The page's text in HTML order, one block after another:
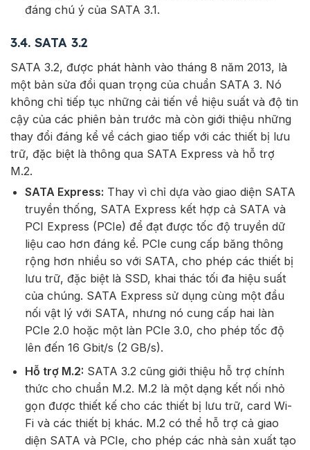
đáng chú ý của SATA 3.1.
3.4. SATA 3.2
SATA 3.2, được phát hành vào tháng 8 năm 2013, là
một bản sửa đổi quan trọng của chuẩn SATA 3. Nó
không chỉ tiếp tục những cải tiến về hiệu suất và độ tin
cậy của các phiên bản trước mà còn giới thiệu những
thay đổi đáng kể về cách giao tiếp với các thiết bị lưu
trữ, đặc biệt là thông qua SATA Express và hỗ trợ
M.2.
SATA Express: Thay vì chỉ dựa vào giao diện SATA
truyền thống, SATA Express kết hợp cả SATA và
PCI Express (PCIe) để đạt được tốc độ truyền dữ
liệu cao hơn đáng kể. PCIe cung cấp băng thông
rộng hơn nhiều so với SATA, cho phép các thiết bị
lưu trữ, đặc biệt là SSD, khai thác tối đa hiệu suất
của chúng. SATA Express sử dụng cùng một đầu
nối vật lý với SATA, nhưng nó cung cấp hai làn
PCIe 2.0 hoặc một làn PCIe 3.0, cho phép tốc độ
lên đến 16 Gbit/s (2 GB/s).
Hỗ trợ M.2: SATA 3.2 cũng giới thiệu hỗ trợ chính
thức cho chuẩn M.2. M.2 là một dạng kết nối nhỏ
gọn được thiết kế cho các thiết bị lưu trữ, card Wi-
Fi và các thiết bị khác. M.2 có thể hỗ trợ cả giao
diện SATA và PCIe, cho phép các nhà sản xuất tạo